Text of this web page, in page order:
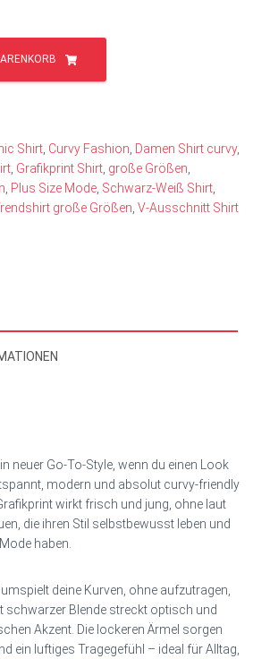
Shirt, Curvy Fashion, Damen Shirt curvy,
, Grafikprint Shirt, große Größen,
, Plus Size Mode, Schwarz-Weiß Shirt,
große Größen, V‑Ausschnitt Shirt
neuer Go‑To‑Style, wenn du einen Look
modern und absolut curvy‑friendly
wirkt frisch und jung, ohne laut
die ihren Stil selbstbewusst leben und
haben.
deine Kurven, ohne aufzutragen,
schwarzer Blende streckt optisch und
Akzent. Die lockeren Ärmel sorgen
ein luftiges Tragegefühl – ideal für Alltag,